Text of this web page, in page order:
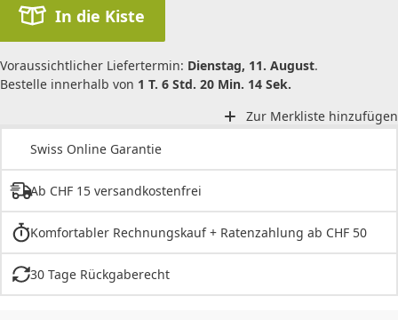
In die Kiste
Voraussichtlicher Liefertermin: Dienstag, 11. August.
Bestelle innerhalb von 1 T. 6 Std. 20 Min. 14 Sek.
Zur Merkliste hinzufügen
Swiss Online Garantie
Ab CHF 15 versandkostenfrei
Komfortabler Rechnungskauf + Ratenzahlung ab CHF 50
30 Tage Rückgaberecht